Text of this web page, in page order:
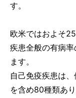
す。
欧米ではおよそ
疾患全般の有病
ます。
自己免疫疾患は
を含め80種類あ